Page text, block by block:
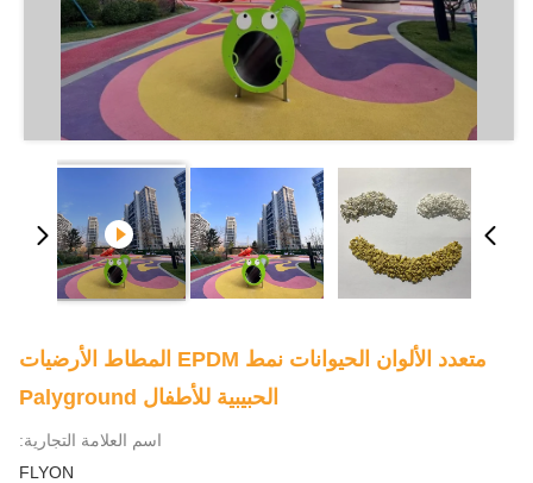
متعدد الألوان الحيوانات نمط EPDM المطاط الأرضيات
الحبيبية للأطفال Palyground
اسم العلامة التجارية:
FLYON